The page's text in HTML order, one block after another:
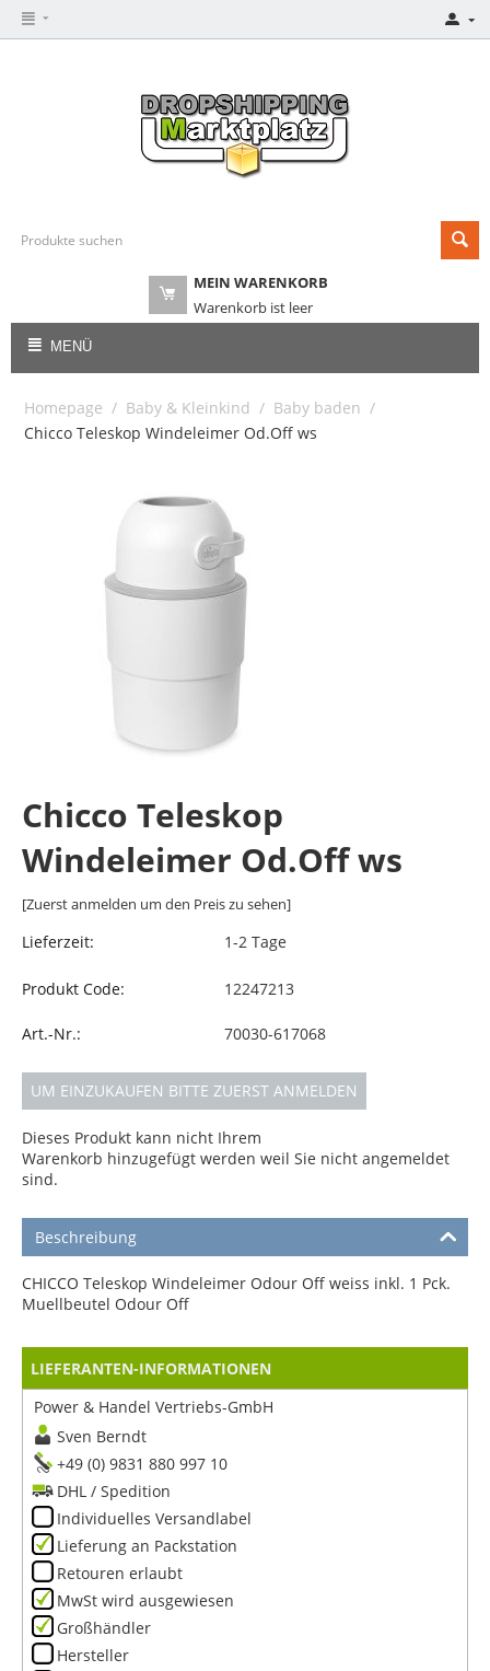
MEIN WARENKORB
Warenkorb ist leer
MENÜ
Homepage / Baby & Kleinkind / Baby baden /
Chicco Teleskop Windeleimer Od.Off ws
Chicco Teleskop
Windeleimer Od.Off ws
[Zuerst anmelden um den Preis zu sehen]
Lieferzeit: 1-2 Tage
Produkt Code: 12247213
Art.-Nr.: 70030-617068
UM EINZUKAUFEN BITTE ZUERST ANMELDEN
Dieses Produkt kann nicht Ihrem
Warenkorb hinzugefügt werden weil Sie nicht angemeldet
sind.
Beschreibung
CHICCO Teleskop Windeleimer Odour Off weiss inkl. 1 Pck.
Muellbeutel Odour Off
LIEFERANTEN-INFORMATIONEN
Power & Handel Vertriebs-GmbH
Sven Berndt
+49 (0) 9831 880 997 10
DHL / Spedition
Individuelles Versandlabel
Lieferung an Packstation
Retouren erlaubt
MwSt wird ausgewiesen
Großhändler
Hersteller